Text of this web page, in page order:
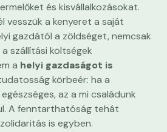
és kisvállalkozásokat.
vesszük a kenyeret a saját
gazdától a zöldséget, nemcsak
szállítási költségek
a helyi gazdaságot is
körbeér: ha a
az a mi családunk
A fenntarthatóság tehát
is egyben.